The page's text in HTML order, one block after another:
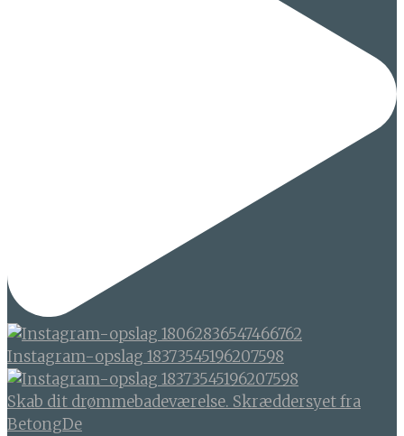
Instagram-opslag 18373545196207598
Skab dit drømmebadeværelse. Skræddersyet fra
BetongDe